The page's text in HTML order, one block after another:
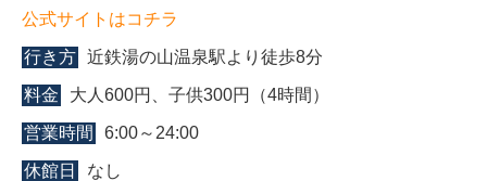
公式サイトはコチラ
行き方 近鉄湯の山温泉駅より徒歩8分
料金 大人600円、子供300円（4時間）
営業時間 6:00～24:00
休館日 なし